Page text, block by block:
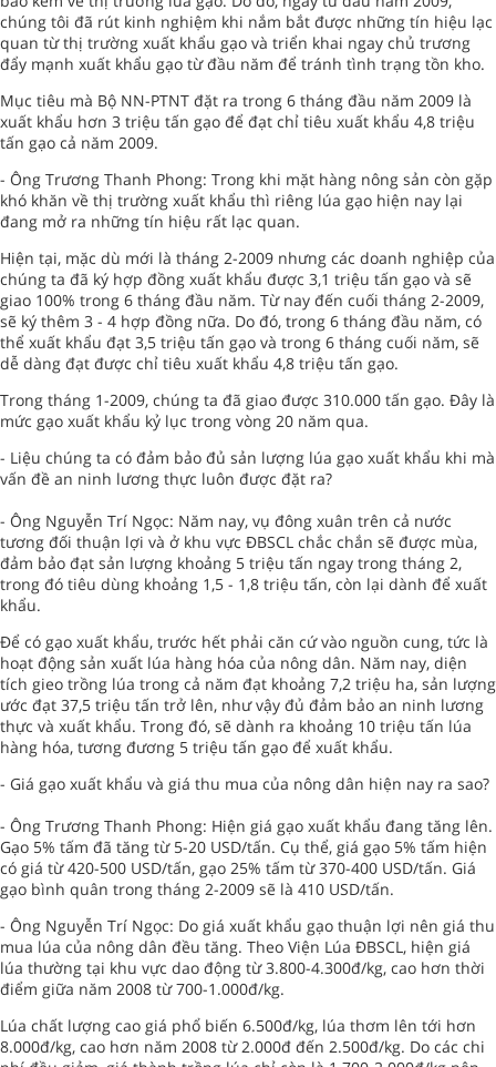
chúng tôi đã rút kinh nghiệm khi nắm bắt được những tín hiệu lạc
quan từ thị trường xuất khẩu gạo và triển khai ngay chủ trương
đẩy mạnh xuất khẩu gạo từ đầu năm để tránh tình trạng tồn kho.
Mục tiêu mà Bộ NN-PTNT đặt ra trong 6 tháng đầu năm 2009 là
xuất khẩu hơn 3 triệu tấn gạo để đạt chỉ tiêu xuất khẩu 4,8 triệu
tấn gạo cả năm 2009.
- Ông Trương Thanh Phong: Trong khi mặt hàng nông sản còn gặp
khó khăn về thị trường xuất khẩu thì riêng lúa gạo hiện nay lại
đang mở ra những tín hiệu rất lạc quan.
Hiện tại, mặc dù mới là tháng 2-2009 nhưng các doanh nghiệp của
chúng ta đã ký hợp đồng xuất khẩu được 3,1 triệu tấn gạo và sẽ
giao 100% trong 6 tháng đầu năm. Từ nay đến cuối tháng 2-2009,
sẽ ký thêm 3 - 4 hợp đồng nữa. Do đó, trong 6 tháng đầu năm, có
thể xuất khẩu đạt 3,5 triệu tấn gạo và trong 6 tháng cuối năm, sẽ
dễ dàng đạt được chỉ tiêu xuất khẩu 4,8 triệu tấn gạo.
Trong tháng 1-2009, chúng ta đã giao được 310.000 tấn gạo. Đây là
mức gạo xuất khẩu kỷ lục trong vòng 20 năm qua.
- Liệu chúng ta có đảm bảo đủ sản lượng lúa gạo xuất khẩu khi mà
vấn đề an ninh lương thực luôn được đặt ra?
- Ông Nguyễn Trí Ngọc: Năm nay, vụ đông xuân trên cả nước
tương đối thuận lợi và ở khu vực ĐBSCL chắc chắn sẽ được mùa,
đảm bảo đạt sản lượng khoảng 5 triệu tấn ngay trong tháng 2,
trong đó tiêu dùng khoảng 1,5 - 1,8 triệu tấn, còn lại dành để xuất
khẩu.
Để có gạo xuất khẩu, trước hết phải căn cứ vào nguồn cung, tức là
hoạt động sản xuất lúa hàng hóa của nông dân. Năm nay, diện
tích gieo trồng lúa trong cả năm đạt khoảng 7,2 triệu ha, sản lượng
ước đạt 37,5 triệu tấn trở lên, như vậy đủ đảm bảo an ninh lương
thực và xuất khẩu. Trong đó, sẽ dành ra khoảng 10 triệu tấn lúa
hàng hóa, tương đương 5 triệu tấn gạo để xuất khẩu.
- Giá gạo xuất khẩu và giá thu mua của nông dân hiện nay ra sao?
- Ông Trương Thanh Phong: Hiện giá gạo xuất khẩu đang tăng lên.
Gạo 5% tấm đã tăng từ 5-20 USD/tấn. Cụ thể, giá gạo 5% tấm hiện
có giá từ 420-500 USD/tấn, gạo 25% tấm từ 370-400 USD/tấn. Giá
gạo bình quân trong tháng 2-2009 sẽ là 410 USD/tấn.
- Ông Nguyễn Trí Ngọc: Do giá xuất khẩu gạo thuận lợi nên giá thu
mua lúa của nông dân đều tăng. Theo Viện Lúa ĐBSCL, hiện giá
lúa thường tại khu vực dao động từ 3.800-4.300đ/kg, cao hơn thời
điểm giữa năm 2008 từ 700-1.000đ/kg.
Lúa chất lượng cao giá phổ biến 6.500đ/kg, lúa thơm lên tới hơn
8.000đ/kg, cao hơn năm 2008 từ 2.000đ đến 2.500đ/kg. Do các chi